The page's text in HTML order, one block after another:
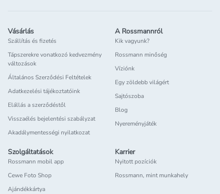
Vásárlás
Szállítás és fizetés
Tápszerekre vonatkozó kedvezmény
változások
Általános Szerződési Feltételek
Adatkezelési tájékoztatóink
Elállás a szerződéstől
Visszaélés bejelentési szabályzat
Akadálymentességi nyilatkozat
A Rossmannról
Kik vagyunk?
Rossmann minőség
Víziónk
Egy zöldebb világért
Sajtószoba
Blog
Nyereményjáték
Szolgáltatások
Rossmann mobil app
Cewe Foto Shop
Ajándékkártya
Karrier
Nyitott pozíciók
Rossmann, mint munkahely